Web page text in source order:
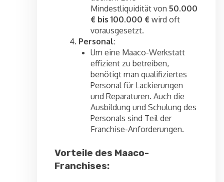
Mindestliquidität von 50.000
€ bis 100.000 € wird oft
vorausgesetzt.
Personal:
Um eine Maaco-Werkstatt
effizient zu betreiben,
benötigt man qualifiziertes
Personal für Lackierungen
und Reparaturen. Auch die
Ausbildung und Schulung des
Personals sind Teil der
Franchise-Anforderungen.
Vorteile des Maaco-
Franchises: